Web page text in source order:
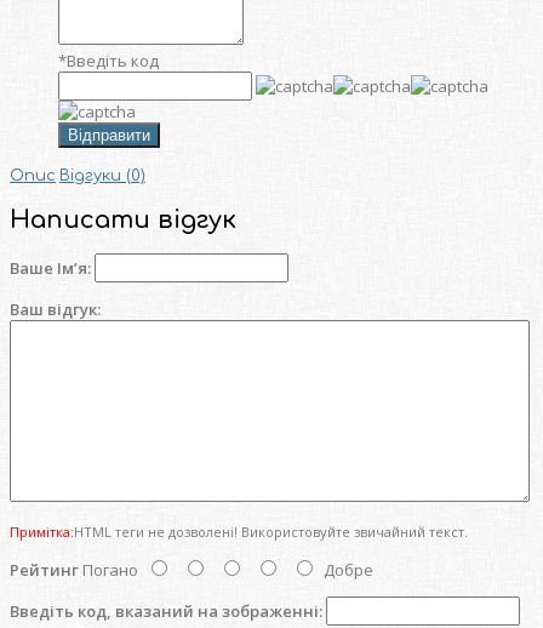
*Введіть код
Відправити
Опис Відгуки (0)
Написати відгук
Ваше Ім’я:
Ваш відгук:
Примітка:HTML теги не дозволені! Використовуйте звичайний текст.
Рейтинг Погано
Добре
Введіть код, вказаний на зображенні: